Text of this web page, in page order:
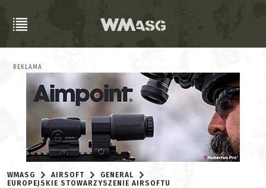
REKLAMA
WMASG AIRSOFT
GENERAL
EUROPEJSKIE STOWARZYSZENIE AIRSOFTU